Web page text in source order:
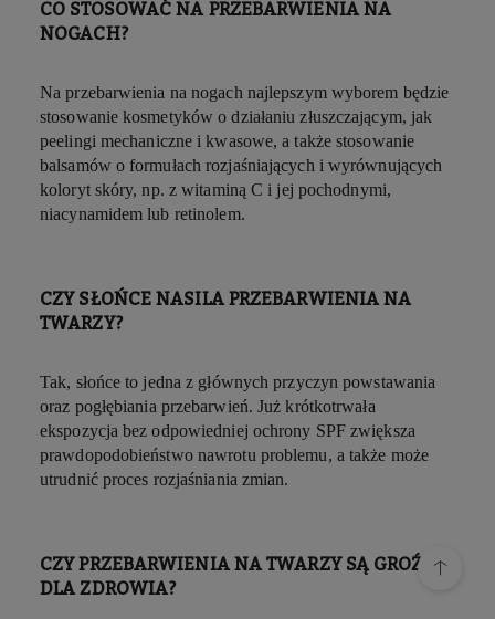
CO STOSOWAĆ NA PRZEBARWIENIA NA
NOGACH?
Na przebarwienia na nogach najlepszym wyborem będzie
stosowanie kosmetyków o działaniu złuszczającym, jak
peelingi mechaniczne i kwasowe, a także stosowanie
balsamów o formułach rozjaśniających i wyrównujących
koloryt skóry, np. z witaminą C i jej pochodnymi,
niacynamidem lub retinolem.
CZY SŁOŃCE NASILA PRZEBARWIENIA NA
TWARZY?
Tak, słońce to jedna z głównych przyczyn powstawania
oraz pogłębiania przebarwień. Już krótkotrwała
ekspozycja bez odpowiedniej ochrony SPF zwiększa
prawdopodobieństwo nawrotu problemu, a także może
utrudnić proces rozjaśniania zmian.
CZY PRZEBARWIENIA NA TWARZY SĄ GROŹNE
DLA ZDROWIA?